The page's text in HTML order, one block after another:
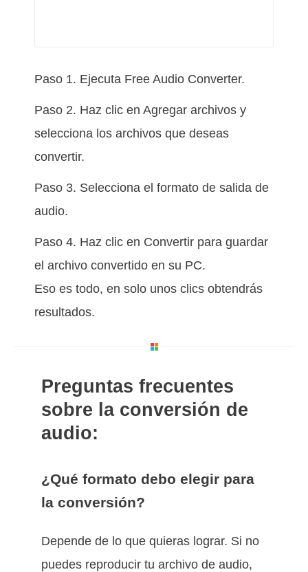
Paso 1. Ejecuta Free Audio Converter.
Paso 2. Haz clic en Agregar archivos y
selecciona los archivos que deseas
convertir.
Paso 3. Selecciona el formato de salida de
audio.
Paso 4. Haz clic en Convertir para guardar
el archivo convertido en su PC.
Eso es todo, en solo unos clics obtendrás
resultados.
Preguntas frecuentes
sobre la conversión de
audio:
¿Qué formato debo elegir para
la conversión?
Depende de lo que quieras lograr. Si no
puedes reproducir tu archivo de audio,